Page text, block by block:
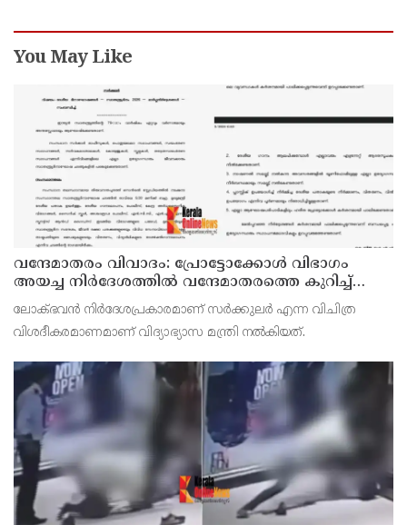
You May Like
വന്ദേമാതരം വിവാദം: പ്രോട്ടോക്കോള്‍ വിഭാഗം
അയച്ച നിര്‍ദേശത്തില്‍ വന്ദേമാതരത്തെ കുറിച്ച്
പരാമര്‍ശമില്ല; നിര്‍ദേശം ദേശീയ ഗാനം
ആലപിക്കാന്‍
ലോക്ഭവന്‍ നിര്‍ദേശപ്രകാരമാണ് സര്‍ക്കുലര്‍ എന്ന വിചിത്ര
വിശദീകരമാണമാണ് വിദ്യാഭ്യാസ മന്ത്രി നല്‍കിയത്.